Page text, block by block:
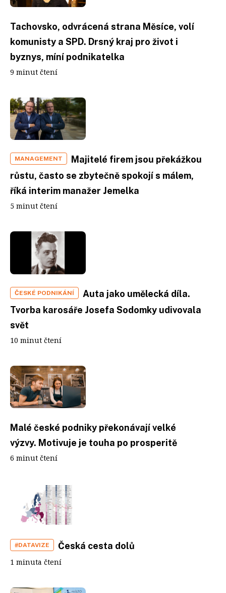
Tachovsko, odvrácená strana Měsíce, volí
komunisty a SPD. Drsný kraj pro život i
byznys, míní podnikatelka
9 minut čtení
MANAGEMENT
Majitelé firem jsou překážkou
růstu, často se zbytečně spokojí s málem,
říká interim manažer Jemelka
5 minut čtení
ČESKÉ PODNIKÁNÍ
Auta jako umělecká díla.
Tvorba karosáře Josefa Sodomky udivovala
svět
10 minut čtení
Malé české podniky překonávají velké
výzvy. Motivuje je touha po prosperitě
6 minut čtení
#DATAVIZE Česká cesta dolů
1 minuta čtení